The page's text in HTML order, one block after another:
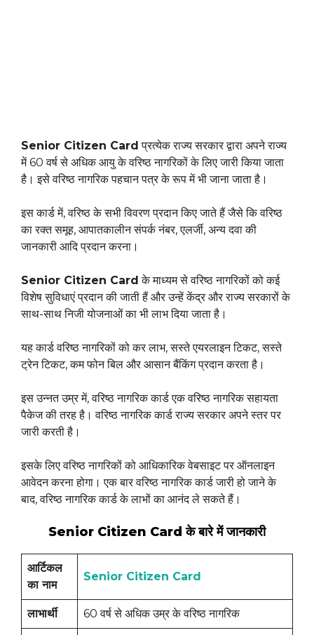
Senior Citizen Card प्रत्येक राज्य सरकार द्वारा अपने राज्य
में 60 वर्ष से अधिक आयु के वरिष्ठ नागरिकों के लिए जारी किया जाता
है। इसे वरिष्ठ नागरिक पहचान पत्र के रूप में भी जाना जाता है।
इस कार्ड में, वरिष्ठ के सभी विवरण प्रदान किए जाते हैं जैसे कि वरिष्ठ
का रक्त समूह, आपातकालीन संपर्क नंबर, एलर्जी, अन्य दवा की
जानकारी आदि प्रदान करना।
Senior Citizen Card के माध्यम से वरिष्ठ नागरिकों को कई
विशेष सुविधाएं प्रदान की जाती हैं और उन्हें केंद्र और राज्य सरकारों के
साथ-साथ निजी योजनाओं का भी लाभ दिया जाता है।
यह कार्ड वरिष्ठ नागरिकों को कर लाभ, सस्ते एयरलाइन टिकट, सस्ते
ट्रेन टिकट, कम फोन बिल और आसान बैंकिंग प्रदान करता है।
इस उन्नत उम्र में, वरिष्ठ नागरिक कार्ड एक वरिष्ठ नागरिक सहायता
पैकेज की तरह है। वरिष्ठ नागरिक कार्ड राज्य सरकार अपने स्तर पर
जारी करती है।
इसके लिए वरिष्ठ नागरिकों को आधिकारिक वेबसाइट पर ऑनलाइन
आवेदन करना होगा। एक बार वरिष्ठ नागरिक कार्ड जारी हो जाने के
बाद, वरिष्ठ नागरिक कार्ड के लाभों का आनंद ले सकते हैं।
Senior Citizen Card के बारे में जानकारी
आर्टिकल
का नाम
Senior Citizen Card
लाभार्थी 60 वर्ष से अधिक उम्र के वरिष्ठ नागरिक